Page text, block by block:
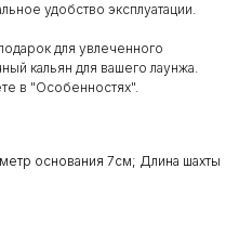
удобство эксплуатации.
для увлеченного
кальян для вашего лаунжа.
в "Особенностях".
основания 7см;​ Длина шахты